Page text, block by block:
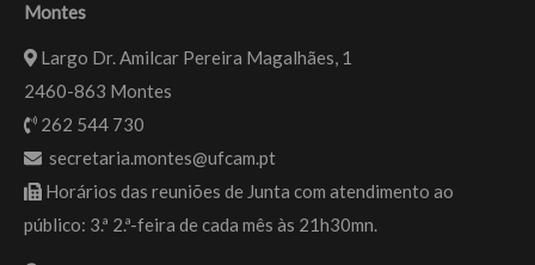
Montes
Largo Dr. Amilcar Pereira Magalhães, 1
2460-863 Montes
262 544 730
secretaria.montes@ufcam.pt
Horários das reuniões de Junta com atendimento ao
público: 3.ª 2.ª-feira de cada mês às 21h30mn.